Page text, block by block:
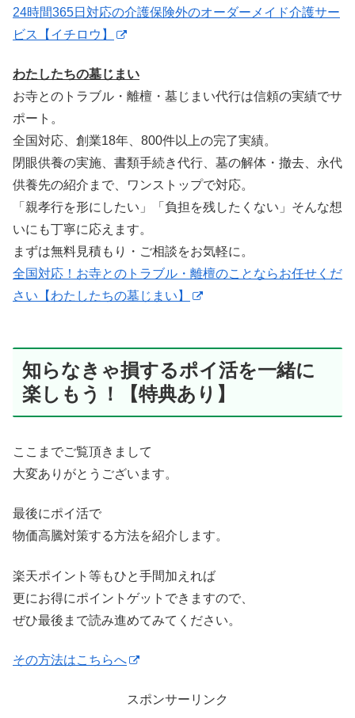
24時間365日対応の介護保険外のオーダーメイド介護サー
ビス【イチロウ】
わたしたちの墓じまい
お寺とのトラブル・離檀・墓じまい代行は信頼の実績でサ
ポート。
全国対応、創業18年、800件以上の完了実績。
閉眼供養の実施、書類手続き代行、墓の解体・撤去、永代
供養先の紹介まで、ワンストップで対応。
「親孝行を形にしたい」「負担を残したくない」そんな想
いにも丁寧に応えます。
まずは無料見積もり・ご相談をお気軽に。
全国対応！お寺とのトラブル・離檀のことならお任せくだ
さい【わたしたちの墓じまい】
知らなきゃ損するポイ活を一緒に
楽しもう！【特典あり】
ここまでご覧頂きまして
大変ありがとうございます。
最後にポイ活で
物価高騰対策する方法を紹介します。
楽天ポイント等もひと手間加えれば
更にお得にポイントゲットできますので、
ぜひ最後まで読み進めてみてください。
その方法はこちらへ
スポンサーリンク